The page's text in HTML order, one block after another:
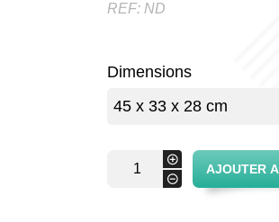
REF: ND
Dimensions
-
+
AJOUTER